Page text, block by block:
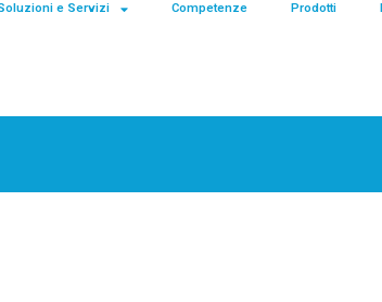
e Servizi Competenze Prodotti